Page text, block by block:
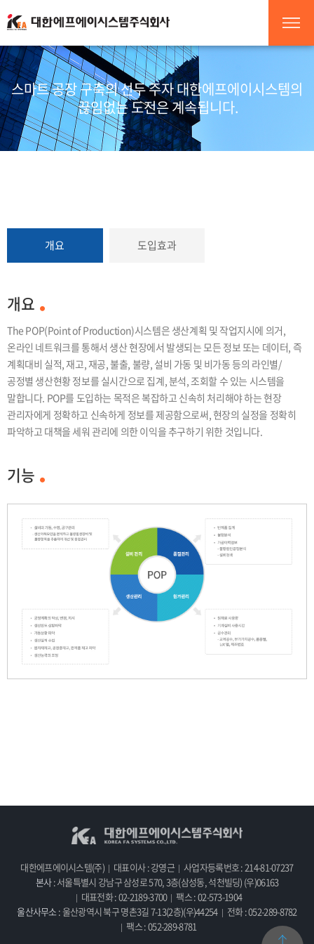
스마트 공장 구축의 선두 주자 대한에프에이시스템의
끊임없는 도전은 계속됩니다.
개요 도입효과
개요
The POP(Point of Production)시스템은 생산계획 및 작업지시에 의거,
온라인 네트워크를 통해서 생산 현장에서 발생되는 모든 정보 또는 데이터, 즉
계획대비 실적, 재고, 재공, 불출, 불량, 설비 가동 및 비가동 등의 라인별/
공정별 생산현황 정보를 실시간으로 집계, 분석, 조회할 수 있는 시스템을
말합니다. POP를 도입하는 목적은 복잡하고 신속히 처리해야 하는 현장
관리자에게 정확하고 신속하게 정보를 제공함으로써, 현장의 실정을 정확히
파악하고 대책을 세워 관리에 의한 이익을 추구하기 위한 것입니다.
기능
대한에프에이시스템(주) 대표이사 : 강영근
사업자등록번호 : 214-81-07237
본사: 서울특별시 강남구 삼성로 570, 3층(삼성동, 석천빌딩) (우)06163
대표전화 : 02-2189-3700
팩스 : 02-573-1904
울산사무소: 울산광역시 북구 명촌3길 7-13(2층)(우)44254
전화 : 052-289-8782
팩스 : 052-289-8781